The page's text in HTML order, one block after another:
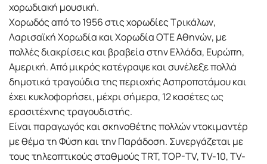
χορωδιακή μουσική.
Χορωδός από το 1956 στις χορωδίες Τρικάλων,
Λαρισαϊκή Χορωδία και Χορωδία ΟΤΕ Αθηνών, με
πολλές διακρίσεις και βραβεία στην Ελλάδα, Ευρώπη,
Αμερική. Από μικρός κατέγραψε και συνέλεξε πολλά
δημοτικά τραγούδια της περιοχής Ασπροποτάμου και
έχει κυκλοφορήσει, μέχρι σήμερα, 12 κασέτες ως
ερασιτέχνης τραγουδιστής.
Είναι παραγωγός και σκηνοθέτης πολλών ντοκιμαντέρ
με θέμα τη Φύση και την Παράδοση. Συνεργάζεται με
τους τηλεοπτικούς σταθμούς TRT, TOP-TV, TV-10, TV-